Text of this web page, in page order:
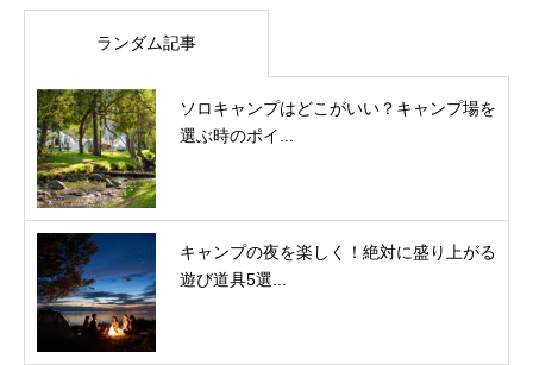
ランダム記事
ソロキャンプはどこがいい？キャンプ場を
選ぶ時のポイ...
キャンプの夜を楽しく！絶対に盛り上がる
遊び道具5選...